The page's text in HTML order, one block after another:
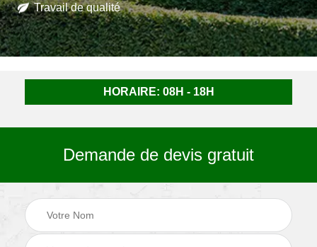
Travail de qualité
HORAIRE: 08H - 18H
Demande de devis gratuit